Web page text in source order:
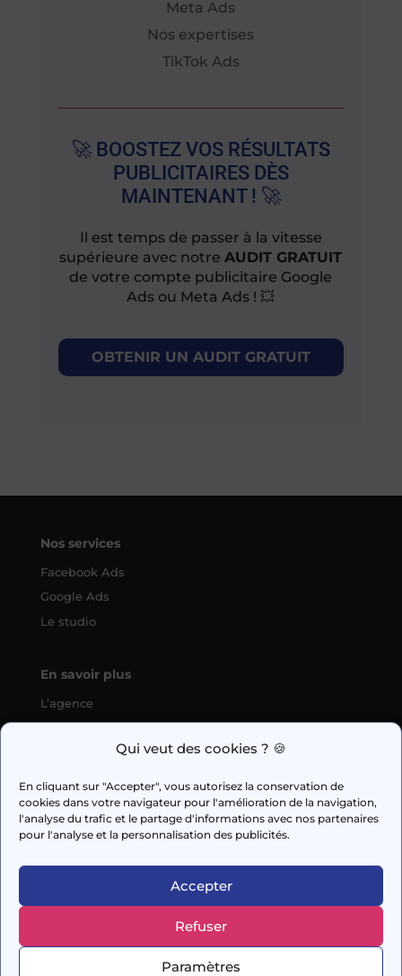
Qui veut des cookies ? 🍪
En cliquant sur "Accepter", vous autorisez la conservation de
cookies dans votre navigateur pour l'amélioration de la navigation,
l'analyse du trafic et le partage d'informations avec nos partenaires
pour l'analyse et la personnalisation des publicités.
Accepter
Refuser
Paramètres
Meta Ads
Nos expertises
TikTok Ads
🚀 BOOSTEZ VOS RÉSULTATS
PUBLICITAIRES DÈS
MAINTENANT ! 🚀
Il est temps de passer à la vitesse
supérieure avec notreAUDIT GRATUIT
de votre compte publicitaire Google
Ads ou Meta Ads ! 💥
OBTENIR UN AUDIT GRATUIT
Nos services
Facebook Ads
Google Ads
Le studio
En savoir plus
L’agence
  